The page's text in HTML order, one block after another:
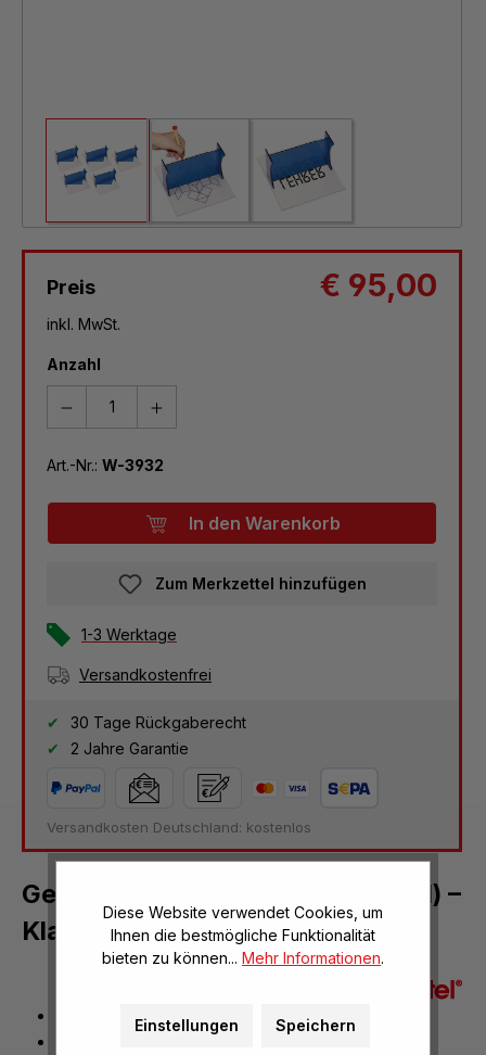
Preis € 95,00
inkl. MwSt.
Anzahl
Art.-Nr.: W-3932
In den Warenkorb
Zum Merkzettel hinzufügen
1-3 Werktage
Versandkostenfrei
30 Tage Rückgaberecht
2 Jahre Garantie
Versandkosten Deutschland: kostenlos
Geometriespiegel (Zauberspiegel) –
Klassensatz
Klassensatz mit 24 Stück
durchsichtig wie Glas
Diese Website verwendet Cookies, um
Ihnen die bestmögliche Funktionalität
bieten zu können... Mehr Informationen.
Einstellungen Speichern